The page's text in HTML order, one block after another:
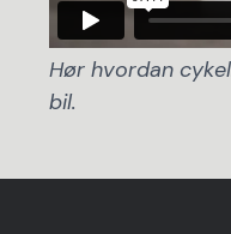
Hør hvordan
bil.